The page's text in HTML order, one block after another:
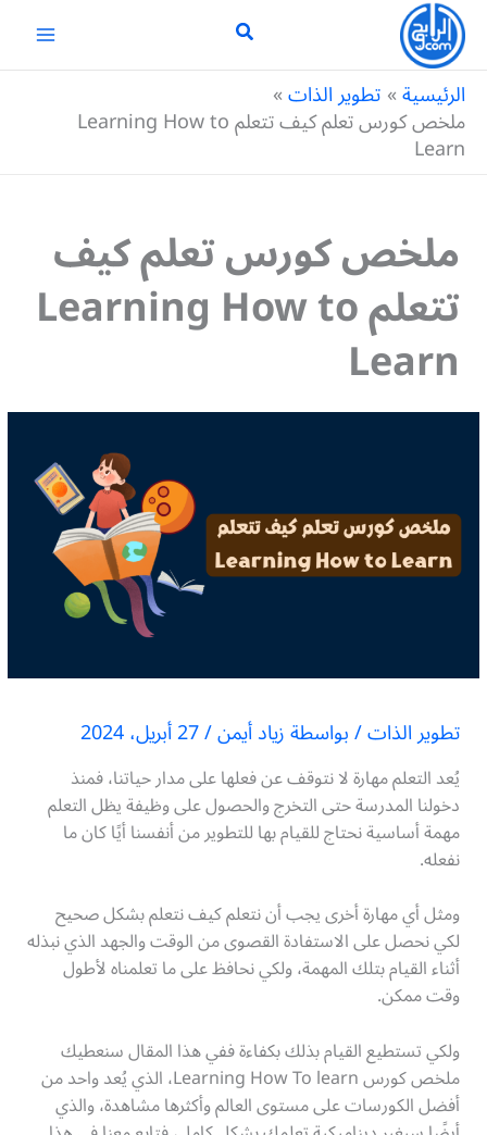
تخطي
المحتوى
الرئيسية تطوير الذات
ملخص كورس تعلم كيف تتعلم Learning How to
Learn
ملخص كورس تعلم كيف
تتعلم Learning How to
Learn
تطوير الذات/ بواسطةزياد أيمن/27 أبريل، 2024
يُعد التعلم مهارة لا نتوقف عن فعلها على مدار حياتنا، فمنذ
دخولنا المدرسة حتى التخرج والحصول على وظيفة يظل التعلم
مهمة أساسية نحتاج للقيام بها للتطوير من أنفسنا أيًا كان ما
نفعله.
ومثل أي مهارة أخرى يجب أن نتعلم كيف نتعلم بشكل صحيح
لكي نحصل على الاستفادة القصوى من الوقت والجهد الذي نبذله
أثناء القيام بتلك المهمة، ولكي نحافظ على ما تعلمناه لأطول
وقت ممكن.
ولكي تستطيع القيام بذلك بكفاءة ففي هذا المقال سنعطيك
ملخص كورس Learning How To learn، الذي يُعد واحد من
أفضل الكورسات على مستوى العالم وأكثرها مشاهدة، والذي